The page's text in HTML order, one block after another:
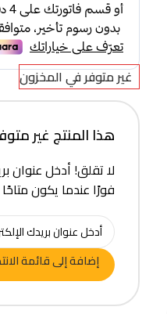
غير متوفر في المخزون
هذا المنتج غير
لا تقلق! أدخل عنوان
فورًا عندما يكون
إضافة إلى قائمة